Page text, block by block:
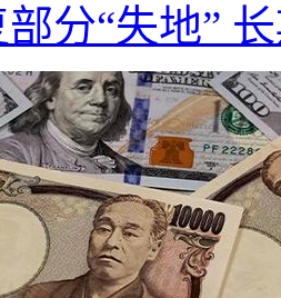
分“失地”